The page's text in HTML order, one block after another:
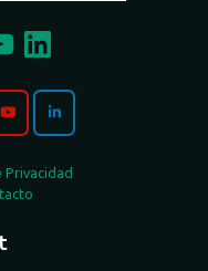
LinkedIn
Privacidad